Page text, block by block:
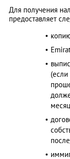
Для получения
предоставляет